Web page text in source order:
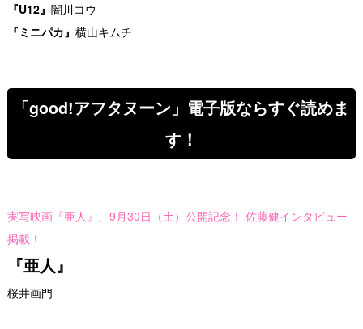
『U12』 闇川コウ
『ミニパカ』 横山キムチ
「good!アフタヌーン」電子版ならすぐ読めま
す！
実写映画『亜人』、9月30日（土）公開記念！ 佐藤健インタビュー
掲載！
『亜人』
桜井画門